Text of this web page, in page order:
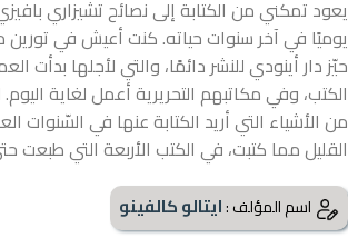
يعود تمكني من الكتابة إلى نصائح تشيزاري
حيّز دار أينودي للنشر دائمًا، والتي لأجلها بدأت
الكتب، وفي مكاتبهم التحريرية أعمل لغاية
من الأشياء التي أريد الكتابة عنها في السّنوات
القليل مما كتبت، في الكتب الأربعة التي طبعت
اسم المؤلف :ايتالو كالفينو